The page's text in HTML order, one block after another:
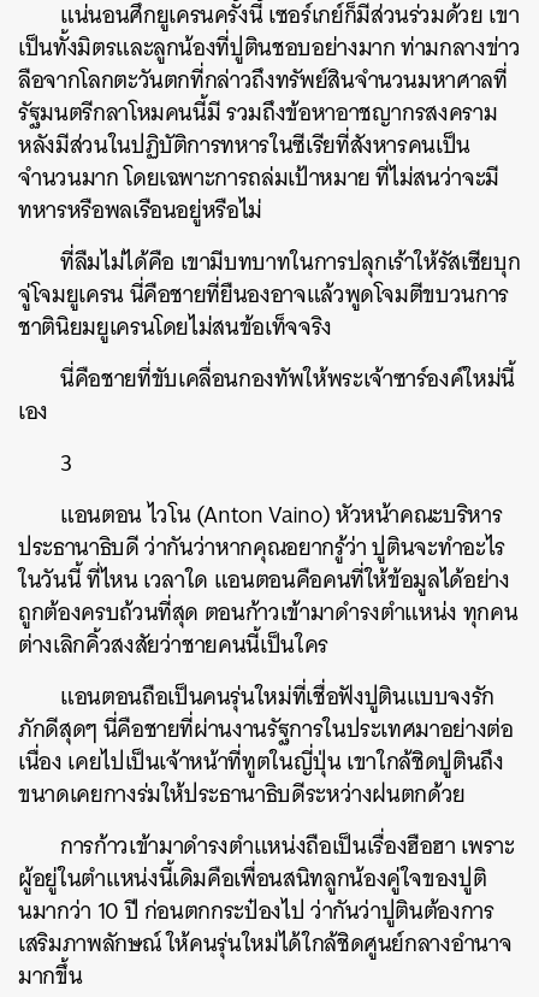
แน่นอนศึกยูเครนครั้งนี้ เซอร์เกย์ก็มีส่วนร่วมด้วย เขา
เป็นทั้งมิตรและลูกน้องที่ปูตินชอบอย่างมาก ท่ามกลางข่าว
ลือจากโลกตะวันตกที่กล่าวถึงทรัพย์สินจำนวนมหาศาลที่
รัฐมนตรีกลาโหมคนนี้มี รวมถึงข้อหาอาชญากรสงคราม
หลังมีส่วนในปฏิบัติการทหารในซีเรียที่สังหารคนเป็น
จำนวนมาก โดยเฉพาะการถล่มเป้าหมาย ที่ไม่สนว่าจะมี
ทหารหรือพลเรือนอยู่หรือไม่
ที่ลืมไม่ได้คือ เขามีบทบาทในการปลุกเร้าให้รัสเซียบุก
จู่โจมยูเครน นี่คือชายที่ยืนองอาจแล้วพูดโจมตีขบวนการ
ชาตินิยมยูเครนโดยไม่สนข้อเท็จจริง
นี่คือชายที่ขับเคลื่อนกองทัพให้พระเจ้าซาร์องค์ใหม่นี้
เอง
3
แอนตอน ไวโน (Anton Vaino) หัวหน้าคณะบริหาร
ประธานาธิบดี ว่ากันว่าหากคุณอยากรู้ว่า ปูตินจะทำอะไร
ในวันนี้ ที่ไหน เวลาใด แอนตอนคือคนที่ให้ข้อมูลได้อย่าง
ถูกต้องครบถ้วนที่สุด ตอนก้าวเข้ามาดำรงตำแหน่ง ทุกคน
ต่างเลิกคิ้วสงสัยว่าชายคนนี้เป็นใคร
แอนตอนถือเป็นคนรุ่นใหม่ที่เชื่อฟังปูตินแบบจงรัก
ภักดีสุดๆ นี่คือชายที่ผ่านงานรัฐการในประเทศมาอย่างต่อ
เนื่อง เคยไปเป็นเจ้าหน้าที่ทูตในญี่ปุ่น เขาใกล้ชิดปูตินถึง
ขนาดเคยกางร่มให้ประธานาธิบดีระหว่างฝนตกด้วย
การก้าวเข้ามาดำรงตำแหน่งถือเป็นเรื่องฮือฮา เพราะ
ผู้อยู่ในตำแหน่งนี้เดิมคือเพื่อนสนิทลูกน้องคู่ใจของปูติ
นมากว่า 10 ปี ก่อนตกกระป๋องไป ว่ากันว่าปูตินต้องการ
เสริมภาพลักษณ์ ให้คนรุ่นใหม่ได้ใกล้ชิดศูนย์กลางอำนาจ
มากขึ้น